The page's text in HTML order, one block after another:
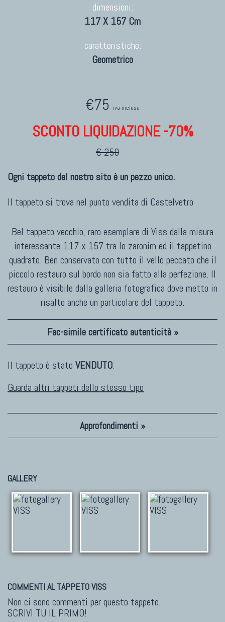
dimensioni:
117 X 157 Cm
caratteristiche:
Geometrico
€75 iva inclusa
SCONTO LIQUIDAZIONE -70%
€ 250
Ogni tappeto del nostro sito è un pezzo unico.
Il tappeto si trova nel punto vendita di Castelvetro
Bel tappeto vecchio, raro esemplare di Viss dalla misura
interessante 117 x 157 tra lo zaronim ed il tappetino
quadrato. Ben conservato con tutto il vello peccato che il
piccolo restauro sul bordo non sia fatto alla perfezione. Il
restauro è visibile dalla galleria fotografica dove metto in
risalto anche un particolare del tappeto.
Fac-simile certificato autenticità »
Il tappeto è stato VENDUTO.
Guarda altri tappeti dello stesso tipo
Approfondimenti »
GALLERY
COMMENTI AL TAPPETO VISS
Non ci sono commenti per questo tappeto.
SCRIVI TU IL PRIMO!